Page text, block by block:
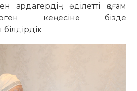
ардагердің әділетті қоғам
кеңесіне бізде